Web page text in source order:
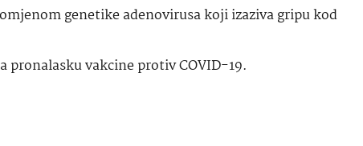
genetike adenovirusa koji izaziva gripu kod
pronalasku vakcine protiv COVID-19.